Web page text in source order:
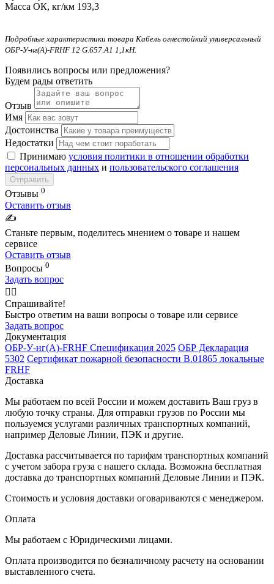
Масса ОК, кг/км 193,3
Подробные характеристики товара Кабель огнестойкий универсальный
ОБР-У-нг(A)-FRHF 12 G.657.А1 1,1кН.
Появились вопросы или предложения?
Будем рады ответить
Отзыв
Имя
Достоинства
Недостатки
Принимаю условия политики в отношении обработки
персональных данных и пользовательского соглашения
Отправить
Отзывы 0
Оставить отзыв
✍️
Станьте первым, поделитесь мнением о товаре и нашем
сервисе
Оставить отзыв
Вопросы 0
Задать вопрос
🙋‍♂️
Спрашивайте!
Быстро ответим на ваши вопросы о товаре или сервисе
Задать вопрос
Документация
ОБР-У-нг(A)-FRHF Спецификация 2025 ОБР Декларация
5302 Сертификат пожарной безопасности В.01865 локальные
FRHF
Доставка
Мы работаем по всей России и можем доставить Ваш груз в
любую точку страны. Для отправки грузов по России мы
пользуемся услугами различных транспортных компаний,
например Деловые Линии, ПЭК и другие.
Доставка рассчитывается по тарифам транспортных компаний
с учетом забора груза с нашего склада. Возможна бесплатная
доставка до транспортных компаний Деловые Линии и ПЭК.
Стоимость и условия доставки оговариваются с менеджером.
Оплата
Мы работаем с Юридическими лицами.
Оплата производится по безналичному расчету на основании
выставленного счета.